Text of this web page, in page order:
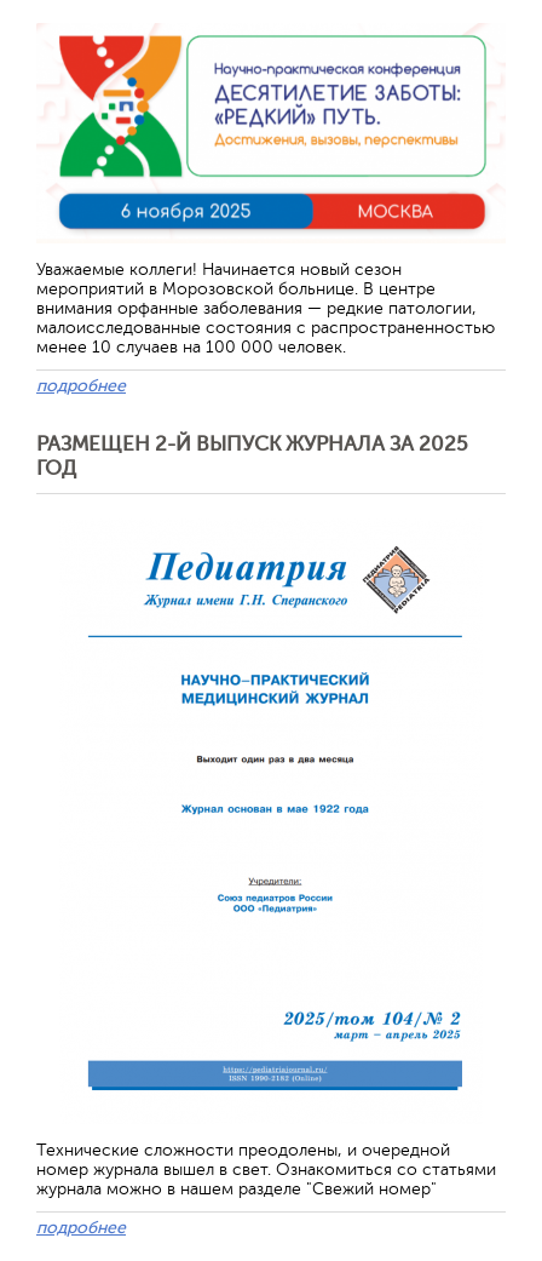
Уважаемые коллеги! Начинается новый сезон
мероприятий в Морозовской больнице. В центре
внимания орфанные заболевания — редкие патологии,
малоисследованные состояния с распространенностью
менее 10 случаев на 100 000 человек.
подробнее
РАЗМЕЩЕН 2-Й ВЫПУСК ЖУРНАЛА ЗА 2025
ГОД
Технические сложности преодолены, и очередной
номер журнала вышел в свет. Ознакомиться со статьями
журнала можно в нашем разделе "Свежий номер"
подробнее